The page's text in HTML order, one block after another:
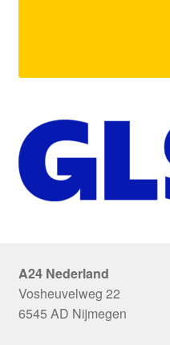
A24 Nederland
Vosheuvelweg 22
6545 AD Nijmegen